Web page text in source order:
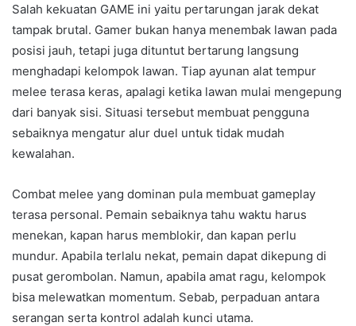
Salah kekuatan GAME ini yaitu pertarungan jarak dekat
tampak brutal. Gamer bukan hanya menembak lawan pada
posisi jauh, tetapi juga dituntut bertarung langsung
menghadapi kelompok lawan. Tiap ayunan alat tempur
melee terasa keras, apalagi ketika lawan mulai mengepung
dari banyak sisi. Situasi tersebut membuat pengguna
sebaiknya mengatur alur duel untuk tidak mudah
kewalahan.
Combat melee yang dominan pula membuat gameplay
terasa personal. Pemain sebaiknya tahu waktu harus
menekan, kapan harus memblokir, dan kapan perlu
mundur. Apabila terlalu nekat, pemain dapat dikepung di
pusat gerombolan. Namun, apabila amat ragu, kelompok
bisa melewatkan momentum. Sebab, perpaduan antara
serangan serta kontrol adalah kunci utama.